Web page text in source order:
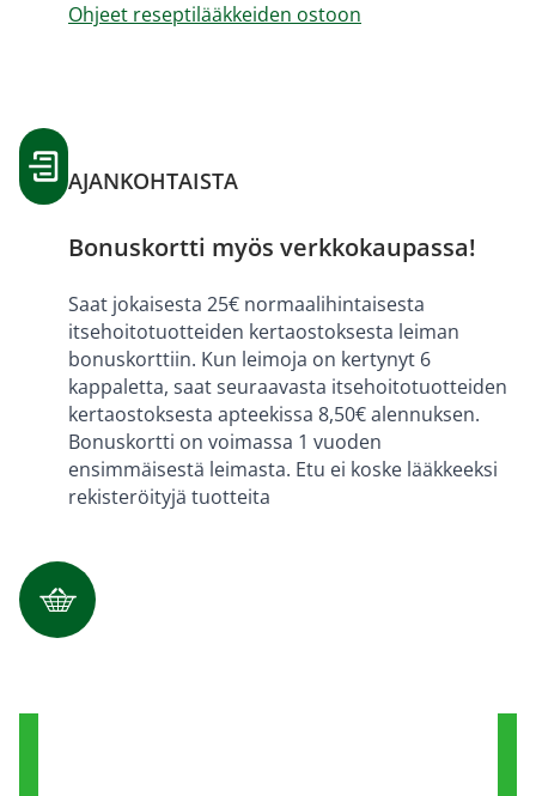
Ohjeet reseptilääkkeiden ostoon
AJANKOHTAISTA
Bonuskortti myös verkkokaupassa!
Saat jokaisesta 25€ normaalihintaisesta
itsehoitotuotteiden kertaostoksesta leiman
bonuskorttiin. Kun leimoja on kertynyt 6
kappaletta, saat seuraavasta itsehoitotuotteiden
kertaostoksesta apteekissa 8,50€ alennuksen.
Bonuskortti on voimassa 1 vuoden
ensimmäisestä leimasta. Etu ei koske lääkkeeksi
rekisteröityjä tuotteita